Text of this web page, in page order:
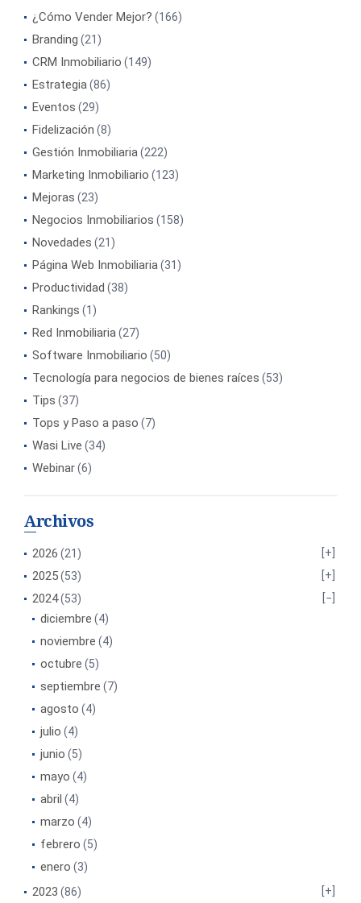
¿Cómo Vender Mejor? (166)
Branding (21)
CRM Inmobiliario (149)
Estrategia(86)
Eventos (29)
Fidelización (8)
Gestión Inmobiliaria(222)
Marketing Inmobiliario (123)
Mejoras (23)
Negocios Inmobiliarios (158)
Novedades (21)
Página Web Inmobiliaria(31)
Productividad (38)
Rankings (1)
Red Inmobiliaria(27)
Software Inmobiliario (50)
Tecnología para negocios de bienes raíces (53)
Tips (37)
Tops y Paso a paso (7)
Wasi Live (34)
Webinar(6)
Archivos
2026 (21)
2025(53)
2024(53)
diciembre (4)
noviembre (4)
octubre (5)
septiembre (7)
agosto (4)
julio (4)
junio (5)
mayo (4)
abril (4)
marzo (4)
febrero (5)
enero (3)
2023 (86)